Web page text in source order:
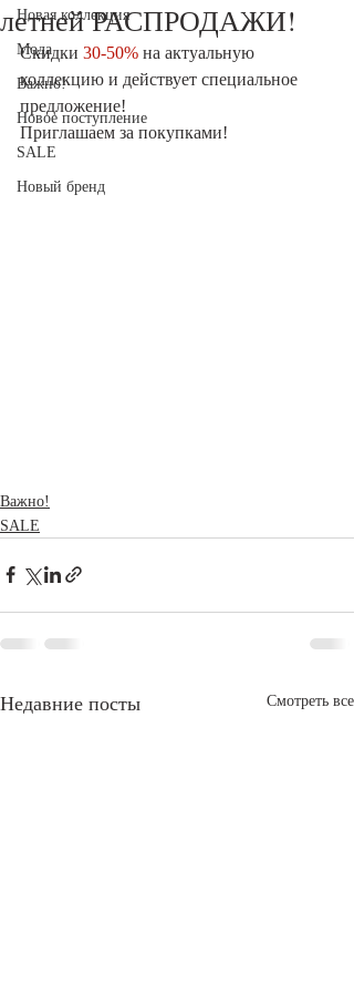
Новая коллекция
Мода
Важно!
Новое поступление
SALE
Новый бренд
летней РАСПРОДАЖИ!
Скидки 30-50% на актуальную
коллекцию и действует специальное
предложение!
Приглашаем за покупками!
Важно!
SALE
Недавние посты Смотреть все